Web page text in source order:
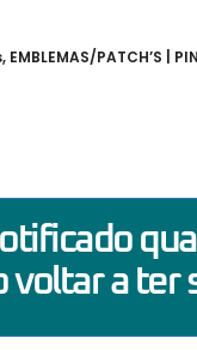
, EMBLEMAS/PATCH’S |
voltar a ter